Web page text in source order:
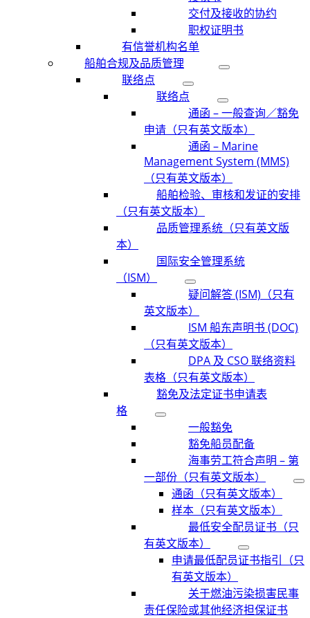
交付及接收的协约
职权证明书
有信誉机构名单
船舶合规及品质管理
联络点
联络点
通函 – 一般查询／豁免
申请（只有英文版本）
通函 – Marine
Management System (MMS)
（只有英文版本）
船舶检验、审核和发证的安排
（只有英文版本）
品质管理系统（只有英文版
本）
国际安全管理系统
（ISM）
疑问解答 (ISM)（只有
英文版本）
ISM 船东声明书 (DOC)
（只有英文版本）
DPA 及 CSO 联络资料
表格（只有英文版本）
豁免及法定证书申请表
格
一般豁免
豁免船员配备
海事劳工符合声明 – 第
一部份（只有英文版本）
通函（只有英文版本）
样本（只有英文版本）
最低安全配员证书（只
有英文版本）
申请最低配员证书指引（只
有英文版本）
关于燃油污染损害民事
责任保险或其他经济担保证书